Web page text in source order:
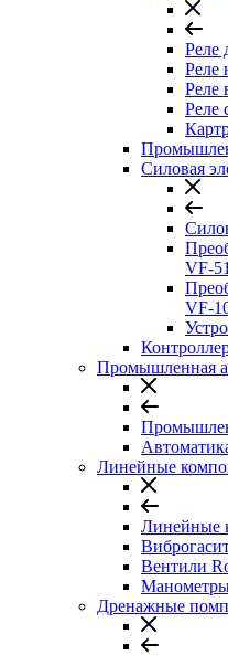
Реле
Реле
Реле
Реле
Силовая
VF-51
VF-
Промышленная
Линейные
Линейные
Вентили
Дренажные